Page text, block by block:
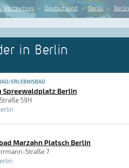
Verzeichnis Deutschland Berlin Berlin
in Berlin
ERLEBNISBAD
Spreewaldplatz Berlin
59H
Marzahn Platsch Berlin
Straße 7